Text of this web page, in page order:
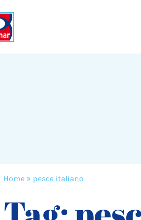
Home » pesce italiano